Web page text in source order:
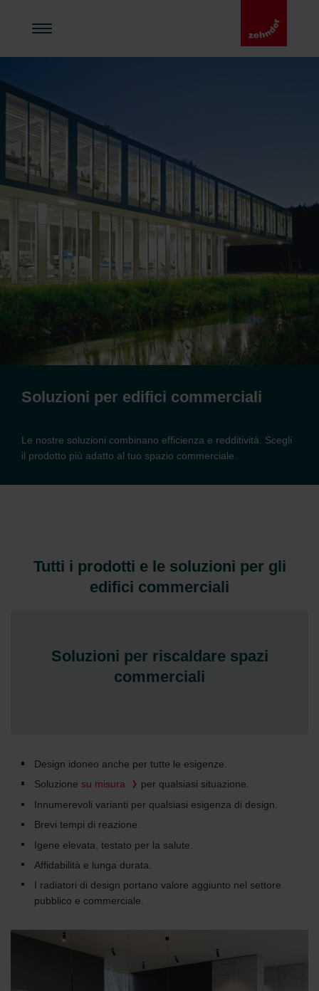
Soluzioni per edifici commerciali
Le nostre soluzioni combinano efficienza e redditività. Scegli
il prodotto più adatto al tuo spazio commerciale.
Tutti i prodotti e le soluzioni per gli
edifici commerciali
Soluzioni per riscaldare spazi
commerciali
Design idoneo anche per tutte le esigenze.
Soluzione su misura
per qualsiasi situazione.
Innumerevoli varianti per qualsiasi esigenza di design.
Brevi tempi di reazione.
Igene elevata, testato per la salute.
Affidabilità e lunga durata.
I radiatori di design portano valore aggiunto nel settore
pubblico e commerciale.